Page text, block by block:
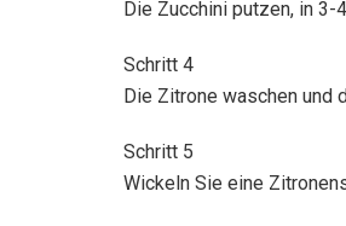
Die Zucchini putzen, in
Schritt 4
Die Zitrone waschen und
Schritt 5
Wickeln Sie eine